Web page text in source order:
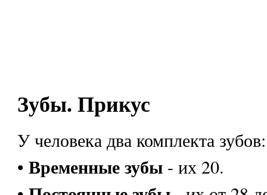
Зубы. Прикус
У человека два комплекта зубов:
• Временные зубы- их 20.